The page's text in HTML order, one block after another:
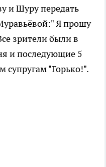
и Шуру передать
Я прошу
зрители были в
и последующие 5
супругам "Горько!".